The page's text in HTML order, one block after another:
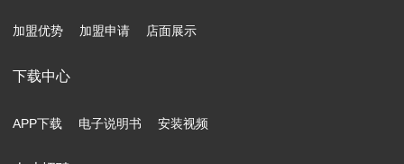
加盟优势 加盟申请 店面展示
下载中心
APP下载 电子说明书 安装视频